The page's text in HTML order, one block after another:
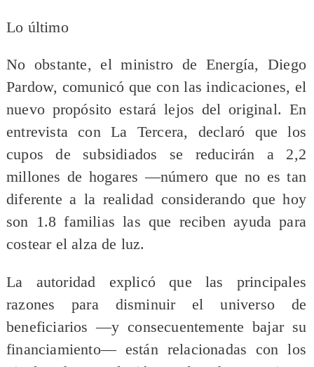
Lo último
No obstante, el ministro de Energía, Diego
Pardow, comunicó que con las indicaciones, el
nuevo propósito estará lejos del original. En
entrevista con La Tercera, declaró que los
cupos de subsidiados se reducirán a 2,2
millones de hogares —número que no es tan
diferente a la realidad considerando que hoy
son 1.8 familias las que reciben ayuda para
costear el alza de luz.
La autoridad explicó que las principales
razones para disminuir el universo de
beneficiarios —y consecuentemente bajar su
financiamiento— están relacionadas con los